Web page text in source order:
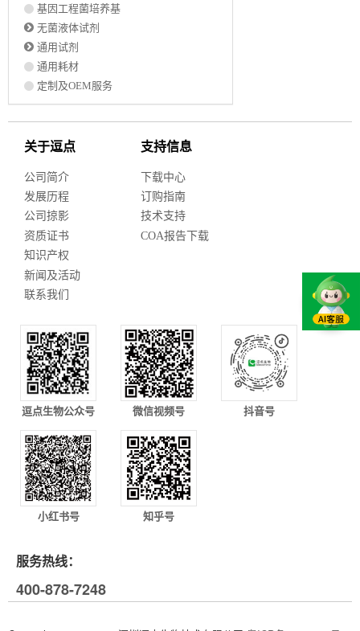
基因工程菌培养基
无菌液体试剂
通用试剂
通用耗材
定制及OEM服务
关于逗点
公司简介
发展历程
公司掠影
资质证书
知识产权
新闻及活动
联系我们
支持信息
下载中心
订购指南
技术支持
COA报告下载
逗点生物公众号 微信视频号 抖音号
小红书号 知乎号
服务热线：
400-878-7248